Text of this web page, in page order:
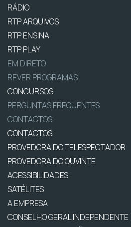
RÁDIO
RTP ARQUIVOS
RTP ENSINA
RTP PLAY
EM DIRETO
REVER PROGRAMAS
CONCURSOS
PERGUNTAS FREQUENTES
CONTACTOS
CONTACTOS
PROVEDORA DO TELESPECTADOR
PROVEDORA DO OUVINTE
ACESSIBILIDADES
SATÉLITES
A EMPRESA
CONSELHO GERAL INDEPENDENTE